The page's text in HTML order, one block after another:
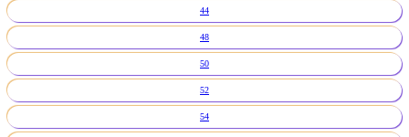
44
48
50
52
54